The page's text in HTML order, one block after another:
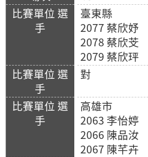
臺東縣
2077 蔡欣妤
2078 蔡欣芠
2079 蔡欣玶
對
高雄市
2063 李怡婷
2066 陳品汝
2067 陳芊卉